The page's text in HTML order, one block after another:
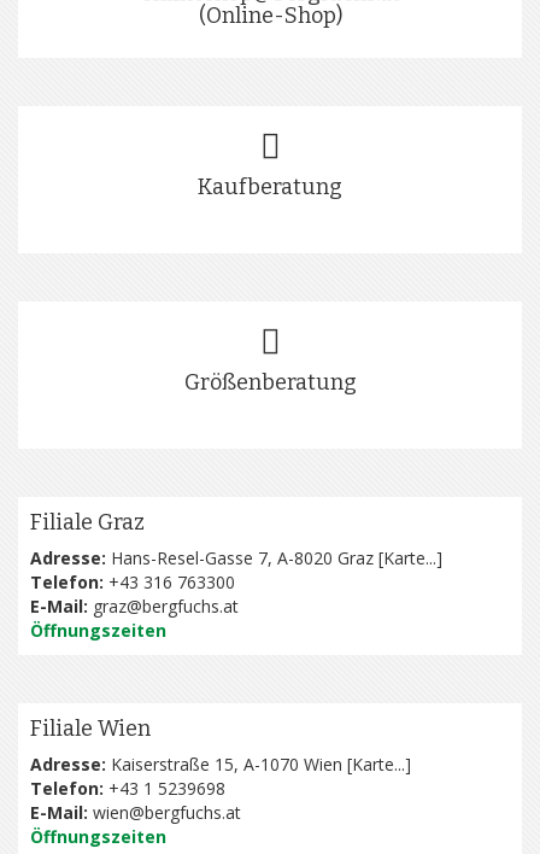
(Online-Shop)
Kaufberatung
Größenberatung
Filiale Graz
Adresse: Hans-Resel-Gasse 7, A-8020 Graz [Karte...]
Telefon: +43 316 763300
E-Mail: graz@bergfuchs.at
Öffnungszeiten
Filiale Wien
Adresse: Kaiserstraße 15, A-1070 Wien [Karte...]
Telefon: +43 1 5239698
E-Mail: wien@bergfuchs.at
Öffnungszeiten